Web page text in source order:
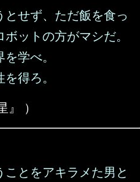
せず、ただ飯を食っ
ットの方がマシだ。
学べ。
得ろ。
』 ）
ことをアキラメた男と